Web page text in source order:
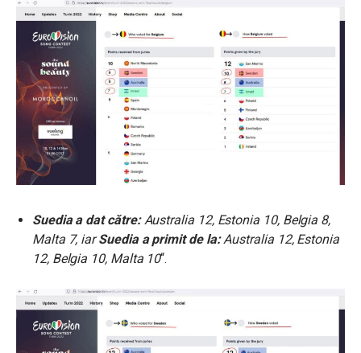
Suedia a dat către:Australia 12, Estonia 10, Belgia 8,
Malta 7, iarSuedia a primit de la:Australia 12, Estonia
12, Belgia 10, Malta 10“.